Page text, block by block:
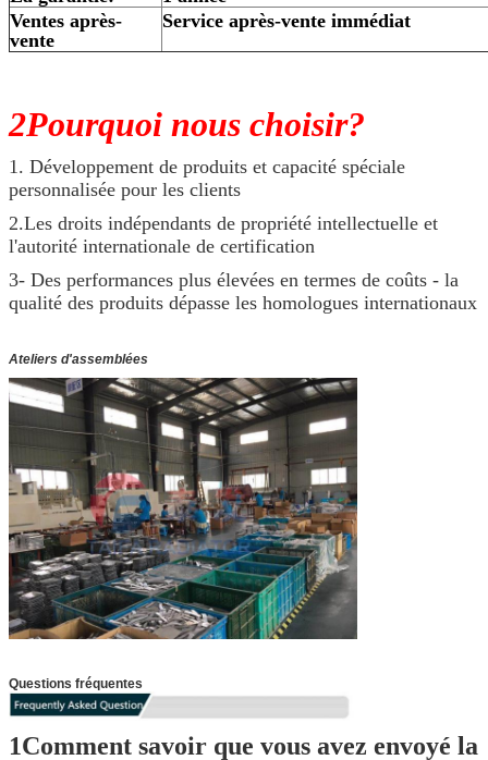
Ventes après-
vente
Service après-vente immédiat
2Pourquoi nous choisir?
1. Développement de produits et capacité spéciale
personnalisée pour les clients
2.Les droits indépendants de propriété intellectuelle et
l'autorité internationale de certification
3- Des performances plus élevées en termes de coûts - la
qualité des produits dépasse les homologues internationaux
Ateliers d'assemblées
Questions fréquentes
1Comment savoir que vous avez envoyé la